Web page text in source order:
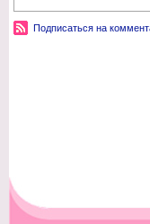
Подписаться на